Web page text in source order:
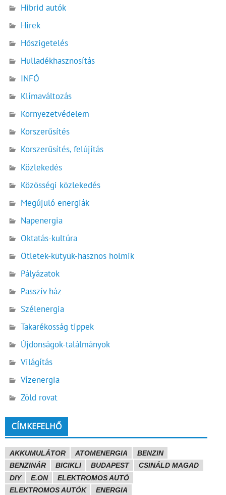
Hibrid autók
Hírek
Hőszigetelés
Hulladékhasznosítás
INFÓ
Klímaváltozás
Környezetvédelem
Korszerűsítés
Korszerűsítés, felújítás
Közlekedés
Közösségi közlekedés
Megújuló energiák
Napenergia
Oktatás-kultúra
Ötletek-kütyük-hasznos holmik
Pályázatok
Passzív ház
Szélenergia
Takarékosság tippek
Újdonságok-találmányok
Világítás
Vízenergia
Zöld rovat
CÍMKEFELHŐ
AKKUMULÁTOR ATOMENERGIA
BENZIN
BENZINÁR
BICIKLI BUDAPEST
CSINÁLD MAGAD
DIY
E.ON
ELEKTROMOS AUTÓ
ELEKTROMOS AUTÓK
ENERGIA